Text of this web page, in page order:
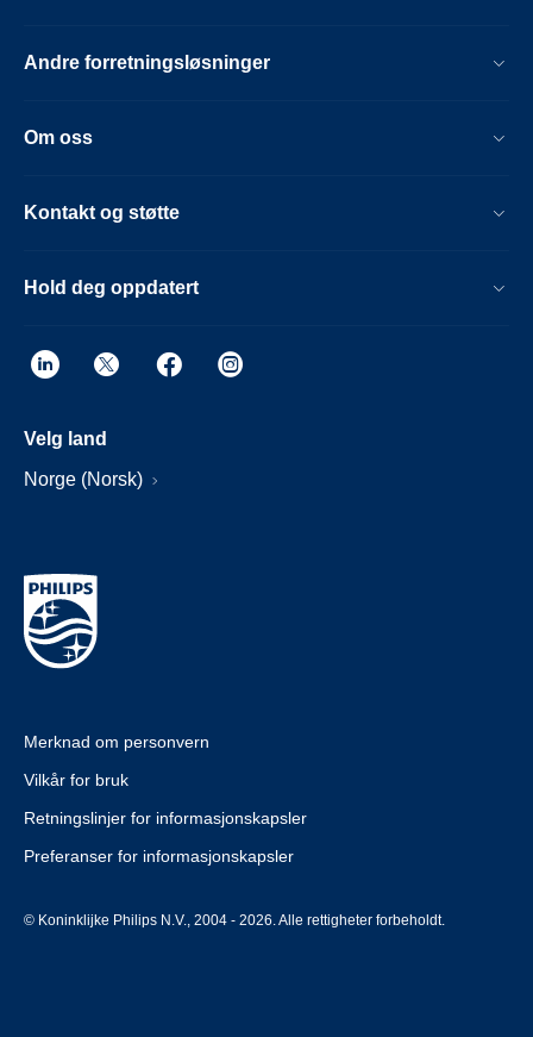
Andre forretningsløsninger
Om oss
Kontakt og støtte
Hold deg oppdatert
Velg land
Norge (Norsk)
Merknad om personvern
Vilkår for bruk
Retningslinjer for informasjonskapsler
Preferanser for informasjonskapsler
© Koninklijke Philips N.V., 2004 - 2026. Alle rettigheter forbeholdt.